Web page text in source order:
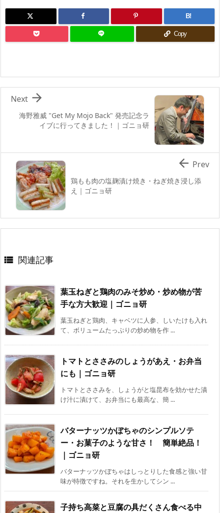
B!
Copy
海野雅威 "Get My Mojo Back" 発売記念ラ
イブに行ってきました！｜ゴニョ研

Next
鶏もも肉の塩麹漬け焼き・ねぎ焼き浸し添
え｜ゴニョ研
 Prev
 関連記事
葉玉ねぎと鶏肉のみそ炒め・炒め物が苦
手な方大歓迎｜ゴニョ研
葉玉ねぎと鶏肉、キャベツに人参、しいたけも入れ
て、ボリュームたっぷりの炒め物を作 ...
トマトとささみのしょうがあえ・お弁当
にも｜ゴニョ研
トマトとささみを、しょうがと塩昆布を効かせた漬
け汁に漬けて、お弁当にも最高な、簡 ...
バターナッツかぼちゃのシンプルソテ
ー・お菓子のような甘さ！ 簡単絶品！
｜ゴニョ研
バターナッツかぼちゃはしっとりした食感と強い甘
味が特徴ですね。それを生かしてシン ...
子持ち高菜と豆腐の具だくさん食べる中